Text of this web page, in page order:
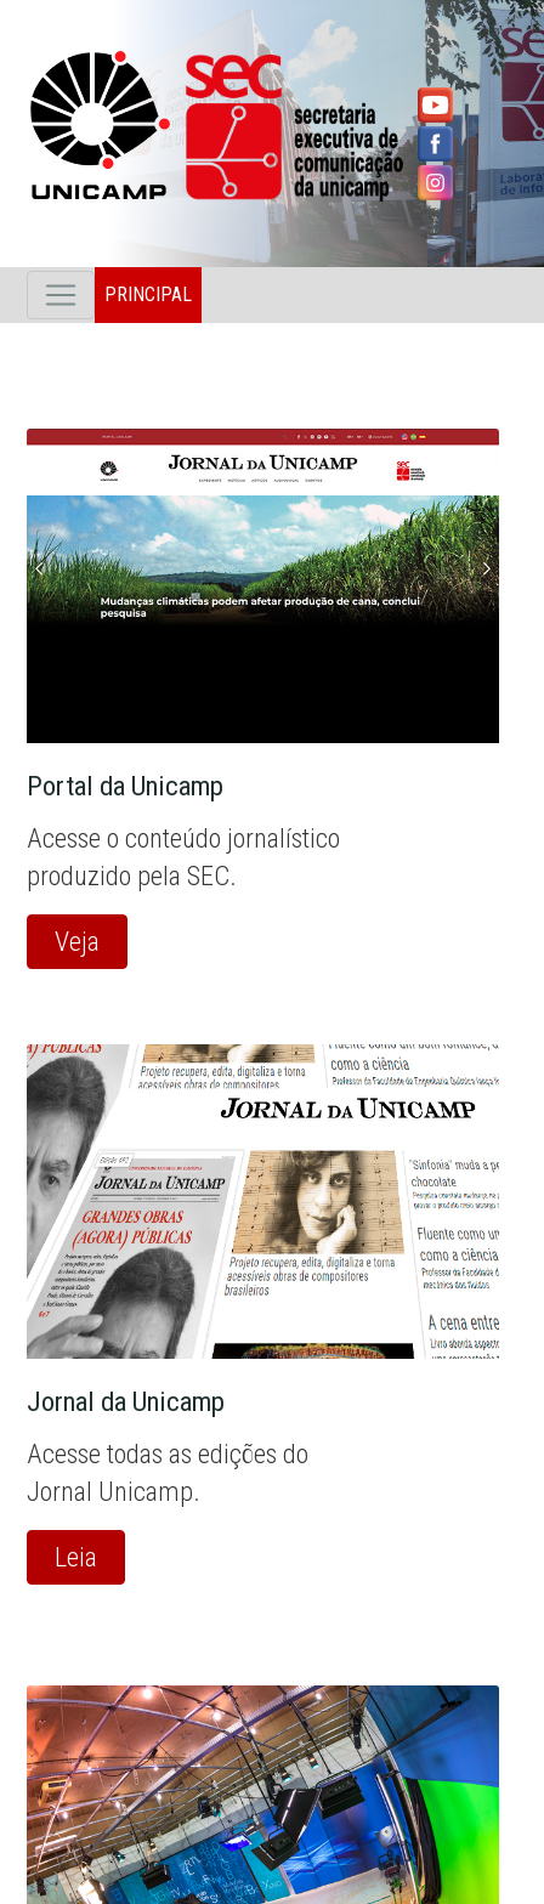
PRINCIPAL
Portal da Unicamp
Acesse o conteúdo jornalístico
produzido pela SEC.
Veja
Jornal da Unicamp
Acesse todas as edições do
Jornal Unicamp.
Leia